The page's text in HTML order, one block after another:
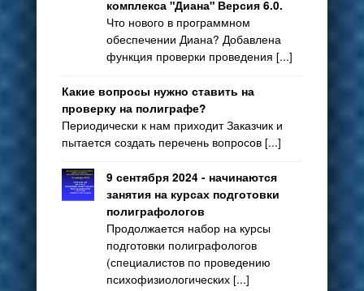
комплекса "Диана" Версия 6.0.
Что нового в программном
обеспечении Диана? Добавлена
функция проверки проведения [...]
Какие вопросы нужно ставить на
проверку на полиграфе?
Периодически к нам приходит Заказчик и
пытается создать перечень вопросов [...]
9 сентября 2024 - начинаются
занятия на курсах подготовки
полиграфологов
Продолжается набор на курсы
подготовки полиграфологов
(специалистов по проведению
психофизиологических [...]